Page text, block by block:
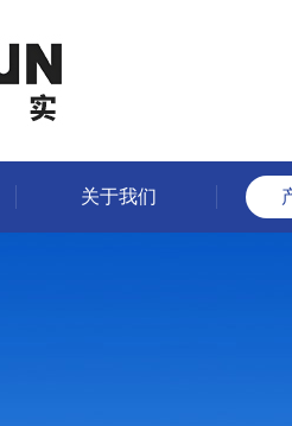
关于我们